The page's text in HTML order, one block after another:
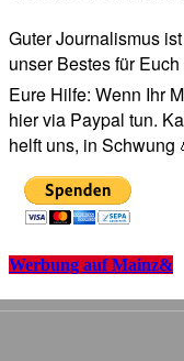
Guter Journalismus
unser Bestes für
Eure Hilfe: Wenn Ihr
hier via Paypal tun.
helft uns, in Schwung
Werbung auf Mainz&